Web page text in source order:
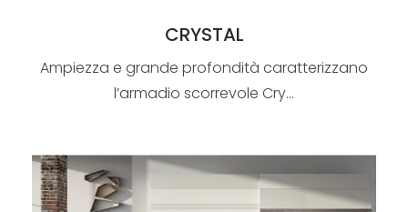
CRYSTAL
Ampiezza e grande profondità caratterizzano
l’armadio scorrevole Cry...